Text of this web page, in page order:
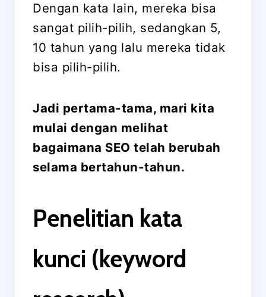
Dengan kata lain, mereka bisa
sangat pilih-pilih, sedangkan 5,
10 tahun yang lalu mereka tidak
bisa pilih-pilih.
Jadi pertama-tama, mari kita
mulai dengan melihat
bagaimana SEO telah berubah
selama bertahun-tahun.
Penelitian kata
kunci (keyword